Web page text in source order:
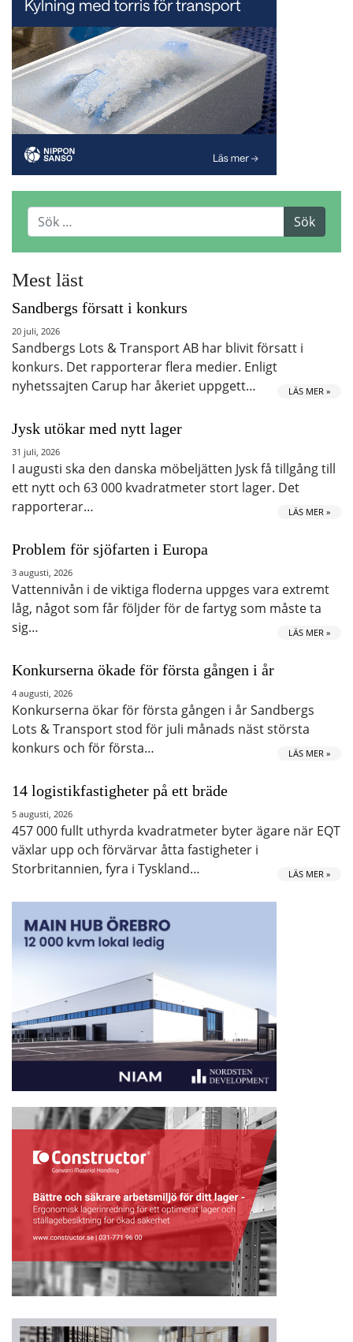
Mest läst
Sandbergs försatt i konkurs
20 juli, 2026
Sandbergs Lots & Transport AB har blivit försatt i
konkurs. Det rapporterar flera medier. Enligt
nyhetssajten Carup har åkeriet uppgett…
LÄS MER »
Jysk utökar med nytt lager
31 juli, 2026
I augusti ska den danska möbeljätten Jysk få tillgång till
ett nytt och 63 000 kvadratmeter stort lager. Det
rapporterar…
LÄS MER »
Problem för sjöfarten i Europa
3 augusti, 2026
Vattennivån i de viktiga floderna uppges vara extremt
låg, något som får följder för de fartyg som måste ta
sig…
LÄS MER »
Konkurserna ökade för första gången i år
4 augusti, 2026
Konkurserna ökar för första gången i år Sandbergs
Lots & Transport stod för juli månads näst största
konkurs och för första…
LÄS MER »
14 logistikfastigheter på ett bräde
5 augusti, 2026
457 000 fullt uthyrda kvadratmeter byter ägare när EQT
växlar upp och förvärvar åtta fastigheter i
Storbritannien, fyra i Tyskland…
LÄS MER »